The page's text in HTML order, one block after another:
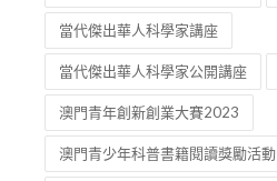
當代傑出華人科學家講座
當代傑出華人科學家公開講座
澳門青年創新創業大賽2023
澳門青少年科普書籍閱讀獎勵活動